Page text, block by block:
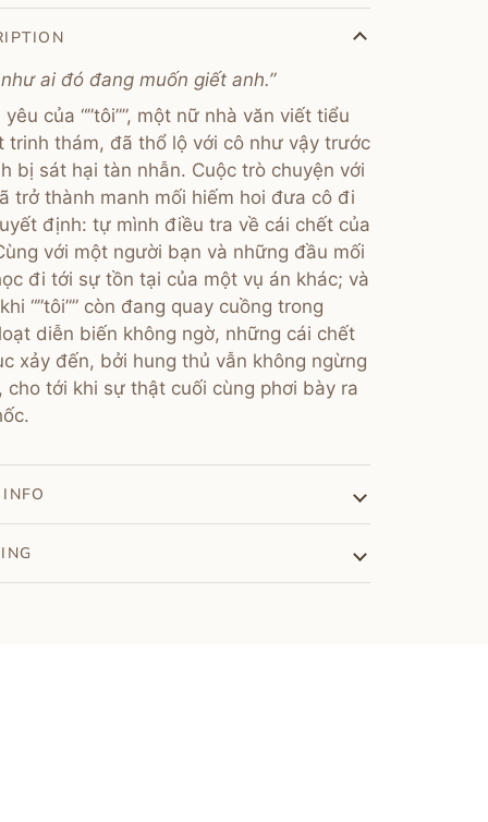
ai đó đang muốn giết anh.”
của “”tôi””, một nữ nhà văn viết tiểu
trinh thám, đã thổ lộ với cô như vậy trước
bị sát hại tàn nhẫn. Cuộc trò chuyện với
trở thành manh mối hiếm hoi đưa cô đi
định: tự mình điều tra về cái chết của
với một người bạn và những đầu mối
đi tới sự tồn tại của một vụ án khác; và
“”tôi”” còn đang quay cuồng trong
diễn biến không ngờ, những cái chết
xảy đến, bởi hung thủ vẫn không ngừng
cho tới khi sự thật cuối cùng phơi bày ra